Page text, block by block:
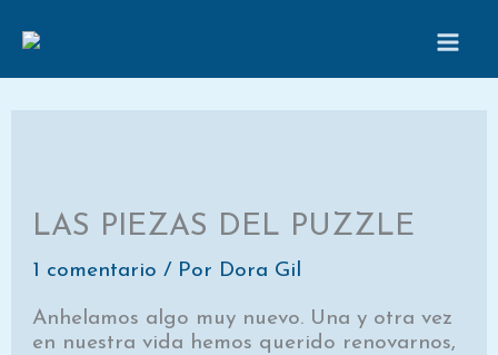
LAS PIEZAS DEL PUZZLE
1 comentario / Por Dora Gil
Anhelamos algo muy nuevo. Una y otra vez
en nuestra vida hemos querido renovarnos,